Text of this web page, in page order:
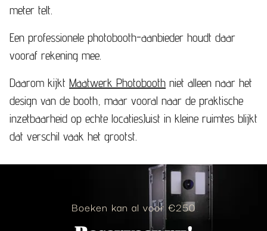
meter telt.
Een professionele photobooth-aanbieder houdt daar
vooraf rekening mee.
Daarom kijkt Maatwerk Photobooth niet alleen naar het
design van de booth, maar vooral naar de praktische
inzetbaarheid op echte locatiesJuist in kleine ruimtes blijkt
dat verschil vaak het grootst.
Boeken kan al voor €250